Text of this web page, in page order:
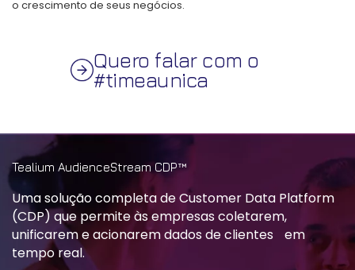
o crescimento de seus negócios.
Quero falar com o
#timeaunica
Tealium AudienceStream CDP™
Uma solução completa de Customer Data Platform
(CDP) que permite às empresas coletarem,
unificarem e acionarem dados de clientes em
tempo real.